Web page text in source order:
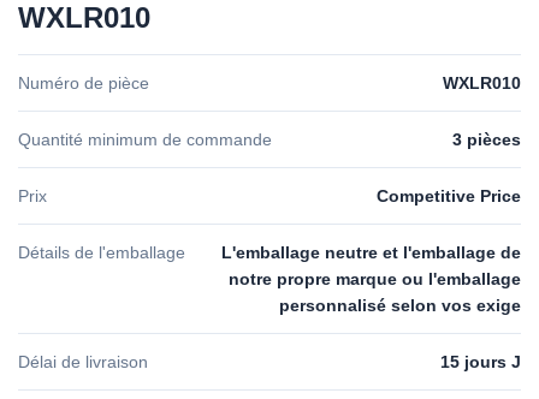
WXLR010
Numéro de pièce WXLR010
Quantité minimum de commande 3 pièces
Prix Competitive Price
Détails de l'emballage
L'emballage neutre et l'emballage de
notre propre marque ou l'emballage
personnalisé selon vos exige
Délai de livraison 15 jours J